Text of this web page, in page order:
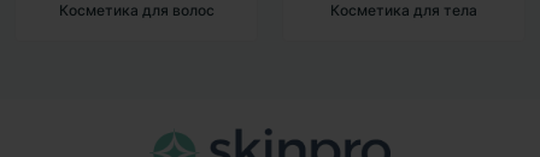
Косметика для волос Косметика для тела